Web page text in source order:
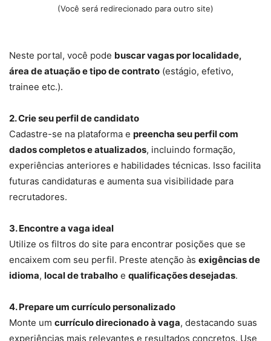
(Você será redirecionado para outro site)
Neste portal, você pode buscar vagas por localidade,
área de atuação e tipo de contrato (estágio, efetivo,
trainee etc.).
2. Crie seu perfil de candidato
Cadastre-se na plataforma e preencha seu perfil com
dados completos e atualizados, incluindo formação,
experiências anteriores e habilidades técnicas. Isso facilita
futuras candidaturas e aumenta sua visibilidade para
recrutadores.
3. Encontre a vaga ideal
Utilize os filtros do site para encontrar posições que se
encaixem com seu perfil. Preste atenção às exigências de
idioma, local de trabalho e qualificações desejadas.
4. Prepare um currículo personalizado
Monte um currículo direcionado à vaga, destacando suas
experiências mais relevantes e resultados concretos. Use